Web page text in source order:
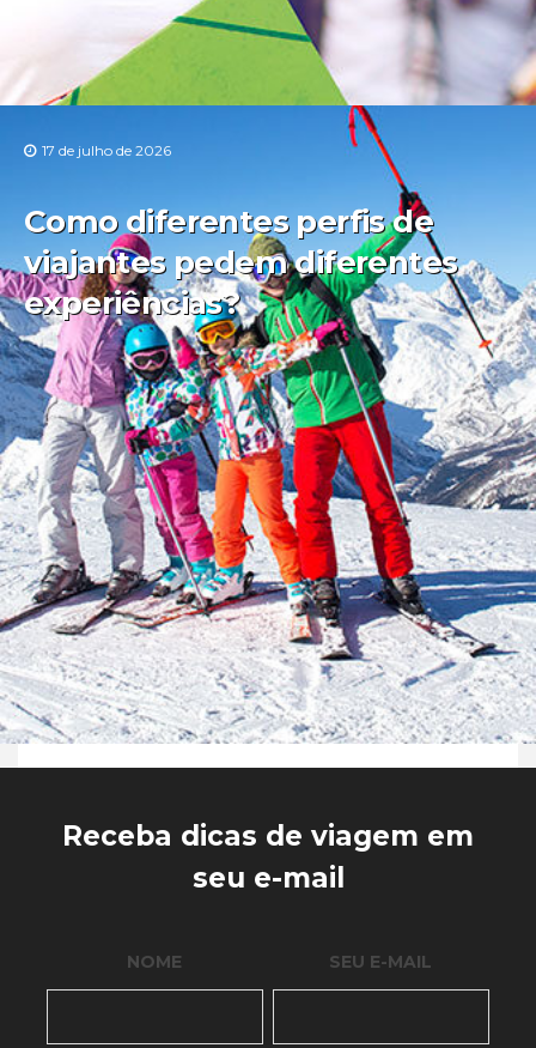
17 de julho de 2026
Como diferentes perfis de
viajantes pedem diferentes
experiências?
Receba dicas de viagem em
seu e-mail
NOME SEU E-MAIL